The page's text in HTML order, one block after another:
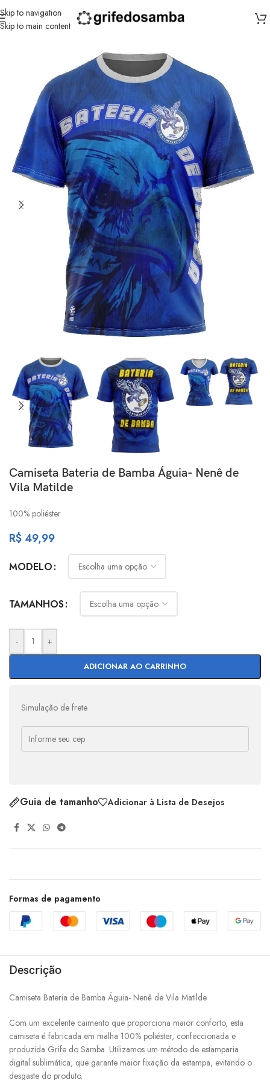
Skip to navigation
Skip to main content
Início/Nenê
Camiseta Bateria de Bamba Águia- Nenê de
Vila Matilde
100% poliéster
R$49,99
MODELO
TAMANHOS
- +
ADICIONAR AO CARRINHO
Simulação de frete
Guia de tamanho Adicionar à Lista de Desejos
Formas de pagamento
Descrição
Camiseta Bateria de Bamba Águia- Nenê de Vila Matilde
Com um excelente caimento que proporciona maior conforto, esta
camiseta é fabricada em malha 100% poliéster, confeccionada e
produzida Grife do Samba. Utilizamos um método de estamparia
digital sublimática, que garante maior fixação da estampa, evitando o
desgaste do produto.